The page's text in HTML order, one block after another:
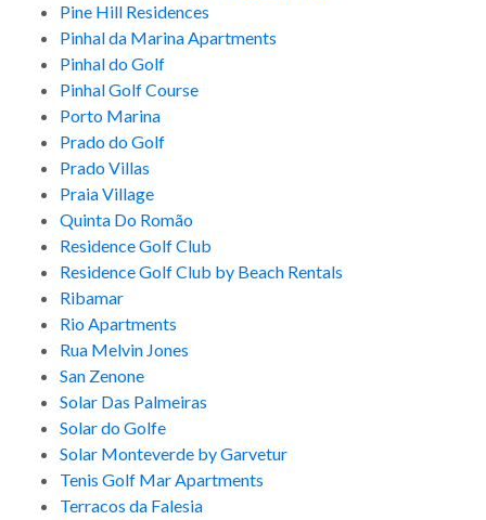
Pine Hill Residences
Pinhal da Marina Apartments
Pinhal do Golf
Pinhal Golf Course
Porto Marina
Prado do Golf
Prado Villas
Praia Village
Quinta Do Romão
Residence Golf Club
Residence Golf Club by Beach Rentals
Ribamar
Rio Apartments
Rua Melvin Jones
San Zenone
Solar Das Palmeiras
Solar do Golfe
Solar Monteverde by Garvetur
Tenis Golf Mar Apartments
Terracos da Falesia